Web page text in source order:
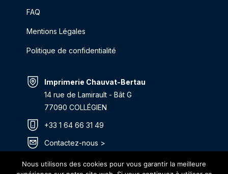
FAQ
Mentions Légales
Politique de confidentialité
Imprimerie Chauvat-Bertau
14 rue de Lamirault - Bât G
77090 COLLÉGIEN
+33 1 64 66 31 49
Contactez-nous >
Itinéraire >
Nous utilisons des cookies pour vous garantir la meilleure